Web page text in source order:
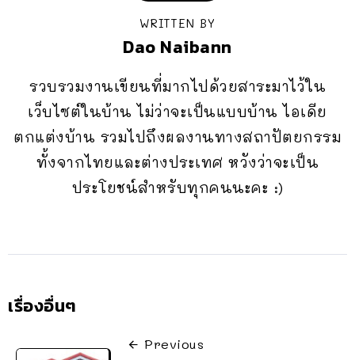
WRITTEN BY
Dao Naibann
รวบรวมงานเขียนที่มากไปด้วยสาระมาไว้ใน
เว็บไซต์ในบ้าน ไม่ว่าจะเป็นแบบบ้าน ไอเดีย
ตกแต่งบ้าน รวมไปถึงผลงานทางสถาปัตยกรรม
ทั้งจากไทยและต่างประเทศ หวังว่าจะเป็น
ประโยชน์สำหรับทุกคนนะคะ :)
เรื่องอื่นๆ
Previous